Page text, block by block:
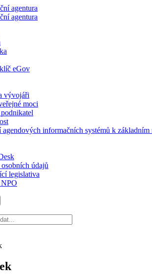
eGov
vývojáři
moci
agendových informačních systémů k základním
údajů
legislativa